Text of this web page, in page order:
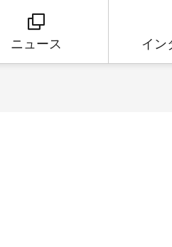
ニュース イン